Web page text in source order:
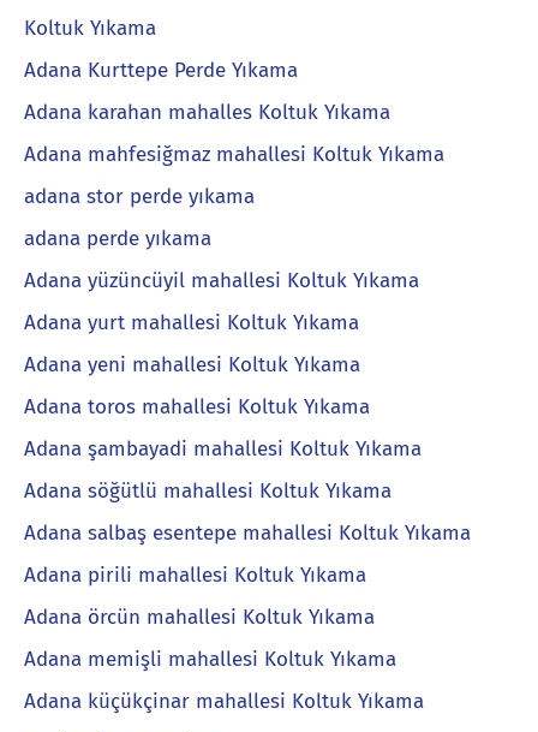
Koltuk Yıkama
Adana Kurttepe Perde Yıkama
Adana karahan mahalles Koltuk Yıkama
Adana mahfesiğmaz mahallesi Koltuk Yıkama
adana stor perde yıkama
adana perde yıkama
Adana yüzüncüyil mahallesi Koltuk Yıkama
Adana yurt mahallesi Koltuk Yıkama
Adana yeni mahallesi Koltuk Yıkama
Adana toros mahallesi Koltuk Yıkama
Adana şambayadi mahallesi Koltuk Yıkama
Adana söğütlü mahallesi Koltuk Yıkama
Adana salbaş esentepe mahallesi Koltuk Yıkama
Adana pirili mahallesi Koltuk Yıkama
Adana örcün mahallesi Koltuk Yıkama
Adana memişli mahallesi Koltuk Yıkama
Adana küçükçinar mahallesi Koltuk Yıkama